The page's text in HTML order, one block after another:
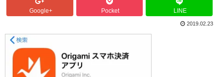
Google+ Pocket LINE
2019.02.23